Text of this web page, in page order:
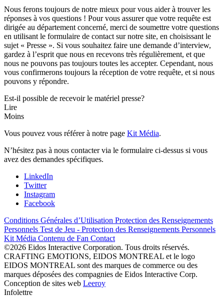
Nous ferons toujours de notre mieux pour vous aider à trouver les
réponses à vos questions ! Pour vous assurer que votre requête est
dirigée au département concerné, merci de soumettre votre questions
en utilisant le formulaire de contact sur notre site, en choisissant le
sujet « Presse ». Si vous souhaitez faire une demande d’interview,
gardez à l’esprit que nous en recevons très régulièrement, et que
nous ne pouvons pas toujours toutes les accepter. Cependant, nous
vous confirmerons toujours la réception de votre requête, et si nous
pouvons y répondre.
Est-il possible de recevoir le matériel presse?
Lire
Moins
Vous pouvez vous référer à notre page Kit Média.
N’hésitez pas à nous contacter via le formulaire ci-dessus si vous
avez des demandes spécifiques.
LinkedIn
Twitter
Instagram
Facebook
Conditions Générales d’Utilisation Protection des Renseignements
Personnels Test de Jeu - Protection des Renseignements Personnels
Kit Média Contenu de Fan Contact
©2026 Eidos Interactive Corporation. Tous droits réservés.
CRAFTING EMOTIONS, EIDOS MONTREAL et le logo
EIDOS MONTREAL sont des marques de commerce ou des
marques déposées des compagnies de Eidos Interactive Corp.
Conception de sites web Leeroy
Infolettre